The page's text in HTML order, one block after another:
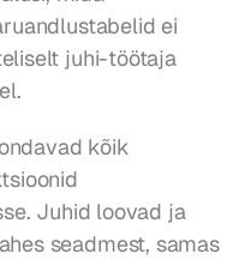
ei
juhi-töötaja
kõik
Juhid loovad ja
seadmest, samas